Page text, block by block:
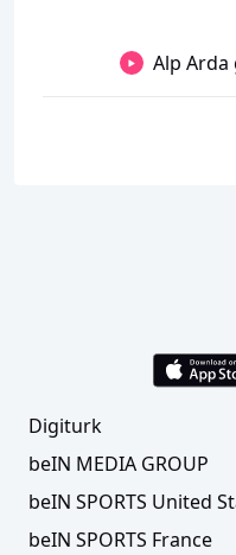
Alp Arda
Digiturk
beIN MEDIA GROUP
beIN SPORTS United
beIN SPORTS France